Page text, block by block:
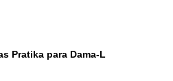
Pratika para Dama-L